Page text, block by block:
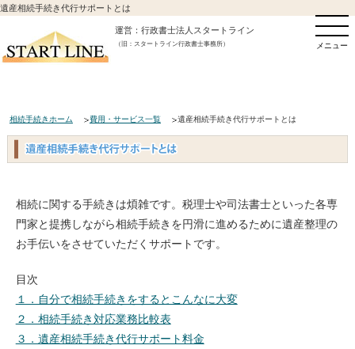
遺産相続手続き代行サポートとは
運営：行政書士法人スタートライン
（旧：スタートライン行政書士事務所） メニュー
相続手続きホーム 費用・サービス一覧 遺産相続手続き代行サポートとは
相続に関する手続きは煩雑です。税理士や司法書士といった各専
門家と提携しながら相続手続きを円滑に進めるために遺産整理の
お手伝いをさせていただくサポートです。
目次
１．自分で相続手続きをするとこんなに大変
２．相続手続き対応業務比較表
３．遺産相続手続き代行サポート料金